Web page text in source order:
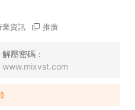
業資訊 推廣
解壓密碼：
www.mixvst.com